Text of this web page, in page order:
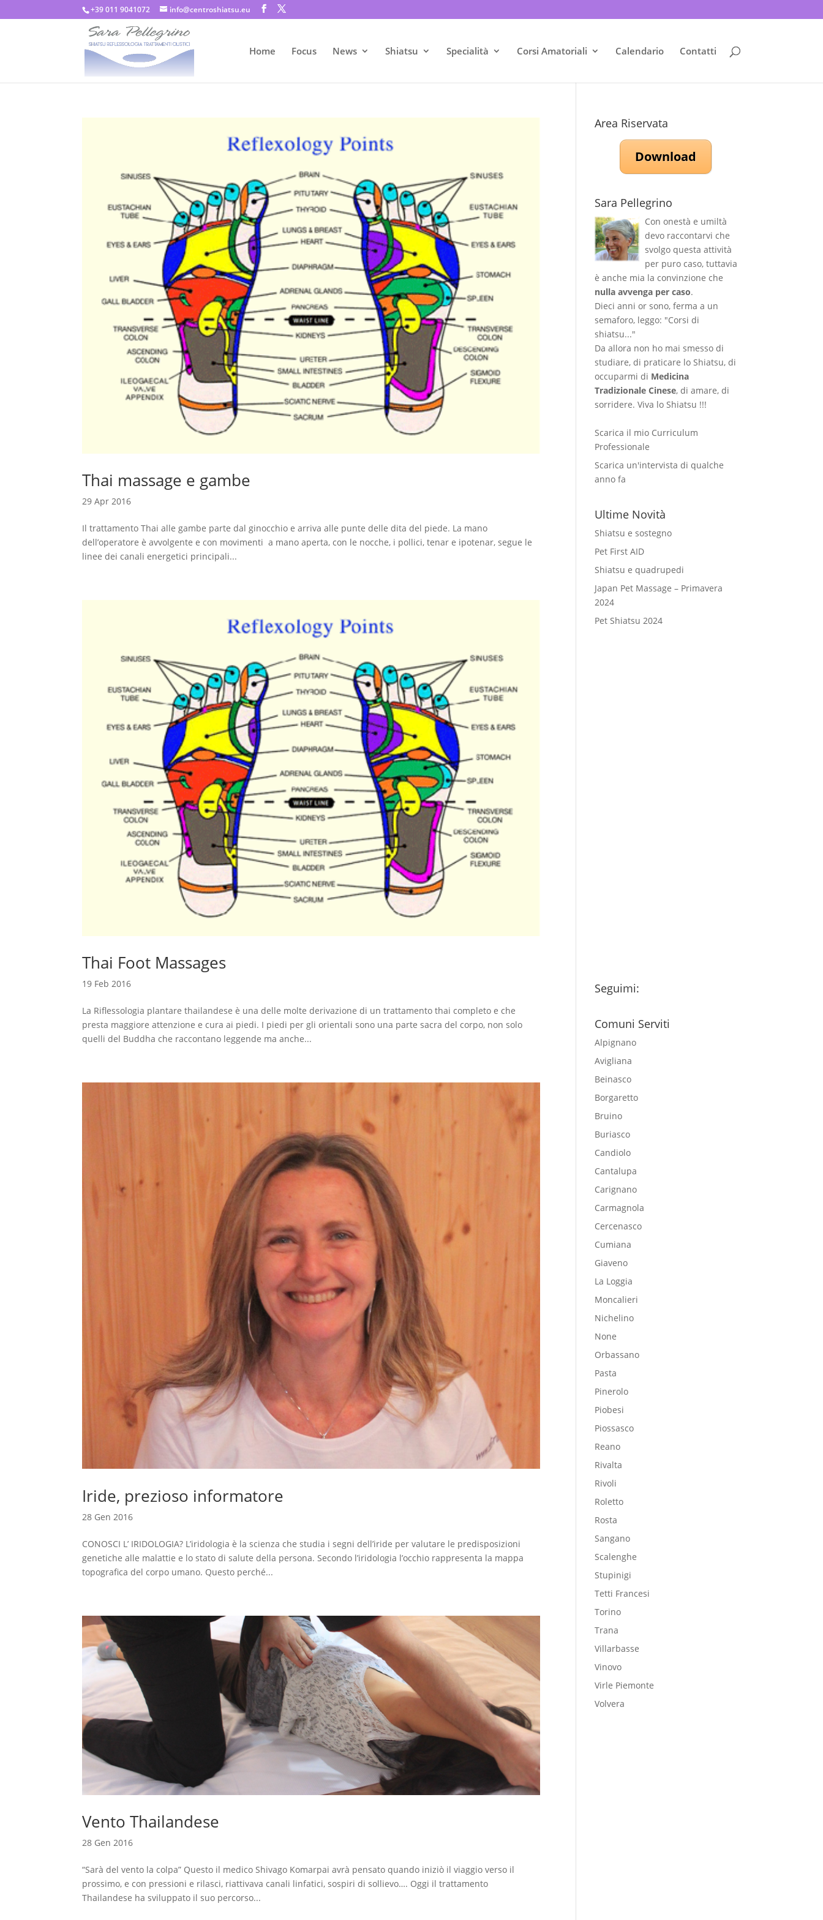
+39 011 9041072 info@centroshiatsu.eu
Home Focus News Shiatsu Specialità Corsi Amatoriali Calendario Contatti
Thai massage e gambe
29 Apr 2016
Il trattamento Thai alle gambe parte dal ginocchio e arriva alle punte delle dita del piede. La mano
dell’operatore è avvolgente e con movimenti a mano aperta, con le nocche, i pollici, tenar e ipotenar, segue le
linee dei canali energetici principali...
Thai Foot Massages
19 Feb 2016
La Riflessologia plantare thailandese è una delle molte derivazione di un trattamento thai completo e che
presta maggiore attenzione e cura ai piedi. I piedi per gli orientali sono una parte sacra del corpo, non solo
quelli del Buddha che raccontano leggende ma anche...
Iride, prezioso informatore
28 Gen 2016
CONOSCI L’ IRIDOLOGIA? L’iridologia è la scienza che studia i segni dell’iride per valutare le predisposizioni
genetiche alle malattie e lo stato di salute della persona. Secondo l’iridologia l’occhio rappresenta la mappa
topografica del corpo umano. Questo perché...
Vento Thailandese
28 Gen 2016
“Sarà del vento la colpa” Questo il medico Shivago Komarpai avrà pensato quando iniziò il viaggio verso il
prossimo, e con pressioni e rilasci, riattivava canali linfatici, sospiri di sollievo…. Oggi il trattamento
Thailandese ha sviluppato il suo percorso...
Area Riservata
Download
Sara Pellegrino
Con onestà e umiltà
devo raccontarvi che
svolgo questa attività
per puro caso, tuttavia
è anche mia la convinzione che
nulla avvenga per caso.
Dieci anni or sono, ferma a un
semaforo, leggo: "Corsi di
shiatsu..."
Da allora non ho mai smesso di
studiare, di praticare lo Shiatsu, di
occuparmi di Medicina
Tradizionale Cinese, di amare, di
sorridere. Viva lo Shiatsu !!!
Scarica il mio Curriculum
Professionale
Scarica un'intervista di qualche
anno fa
Ultime Novità
Shiatsu e sostegno
Pet First AID
Shiatsu e quadrupedi
Japan Pet Massage – Primavera
2024
Pet Shiatsu 2024
Seguimi:
Comuni Serviti
Alpignano
Avigliana
Beinasco
Borgaretto
Bruino
Buriasco
Candiolo
Cantalupa
Carignano
Carmagnola
Cercenasco
Cumiana
Giaveno
La Loggia
Moncalieri
Nichelino
None
Orbassano
Pasta
Pinerolo
Piobesi
Piossasco
Reano
Rivalta
Rivoli
Roletto
Rosta
Sangano
Scalenghe
Stupinigi
Tetti Francesi
Torino
Trana
Villarbasse
Vinovo
Virle Piemonte
Volvera